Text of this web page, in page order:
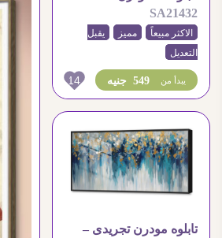
عربى – ببرواز
SA21432
الاكثر مبيعاً مميز
يقبل
التعديل
549 جنيه يبدأ من 14
تابلوه مودرن تجريدى –